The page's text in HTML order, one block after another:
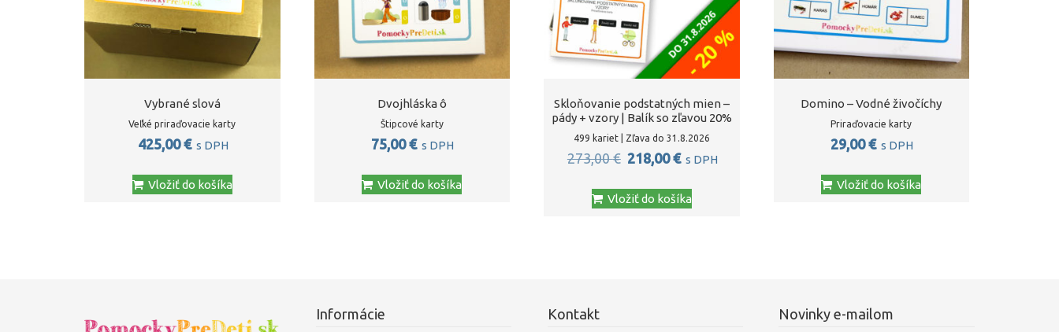
Vybrané slová
Veľké priraďovacie karty
425,00€ s DPH
Vložiť do košíka
Dvojhláska ô
Štipcové karty
75,00€ s DPH
Vložiť do košíka
Skloňovanie podstatných mien –
pády + vzory | Balík so zľavou 20%
499 kariet | Zľava do 31.8.2026
273,00€ Pôvodná
bola:
218,00€Aktuálna
je:
s DPH
Vložiť do košíka
Domino – Vodné živočíchy
Priraďovacie karty
29,00€ s DPH
Vložiť do košíka
Informácie Kontakt Novinky e-mailom